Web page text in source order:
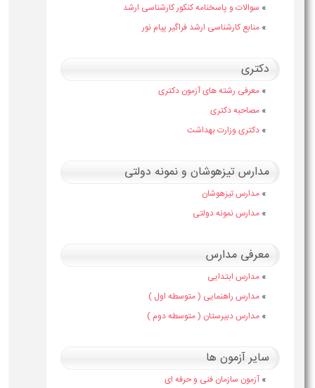
» سوالات و پاسخنامه کنکور کارشناسی ارشد
» منابع کارشناسی ارشد فراگیر پیام نور
دکتری
» معرفی رشته های آزمون دکتری
» مصاحبه دکتری
» دکتری وزارت بهداشت
مدارس تیزهوشان و نمونه دولتی
» مدارس تیزهوشان
» مدارس نمونه دولتی
معرفی مدارس
» مدارس ابتدایی
» مدارس راهنمایی ( متوسطه اول )
» مدارس دبیرستان ( متوسطه دوم )
سایر آزمون ها
» آزمون سازمان فنی و حرفه ای